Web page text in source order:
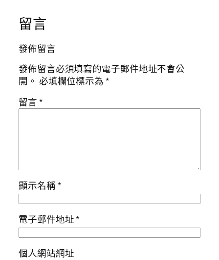
留言
發佈留言
發佈留言必須填寫的電子郵件地址不會公
開。 必填欄位標示為*
留言*
顯示名稱*
電子郵件地址*
個人網站網址